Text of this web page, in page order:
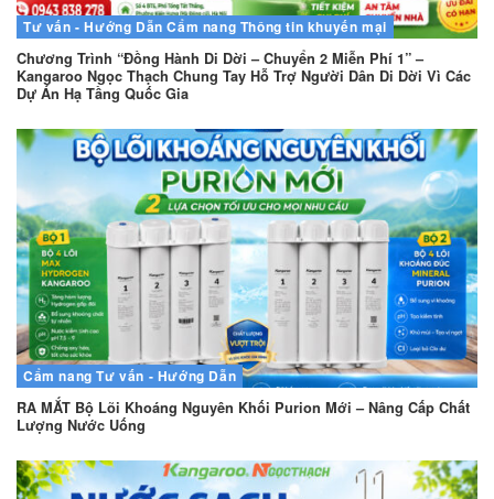
Tư vấn - Hướng Dẫn Cẩm nang Thông tin khuyến mại
Chương Trình “Đồng Hành Di Dời – Chuyển 2 Miễn Phí 1” –
Kangaroo Ngọc Thạch Chung Tay Hỗ Trợ Người Dân Di Dời Vì Các
Dự Án Hạ Tầng Quốc Gia
Cẩm nang Tư vấn - Hướng Dẫn
RA MẮT Bộ Lõi Khoáng Nguyên Khối Purion Mới – Nâng Cấp Chất
Lượng Nước Uống